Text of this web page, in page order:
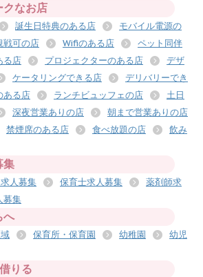
クなお店
誕生日特典のある店
モバイル電源の
戦可の店 Wifiのある店
ペット同伴
る店 プロジェクターのある店
デザ
ケータリングできる店
デリバリーでき
ある店 ランチビュッフェの店
土日
深夜営業ありの店
朝まで営業ありの店
禁煙席のある店 食べ放題の店
飲み
集
人募集 保育士求人募集
薬剤師求
募集
へ
保育所・保育園 幼稚園
幼児
りる